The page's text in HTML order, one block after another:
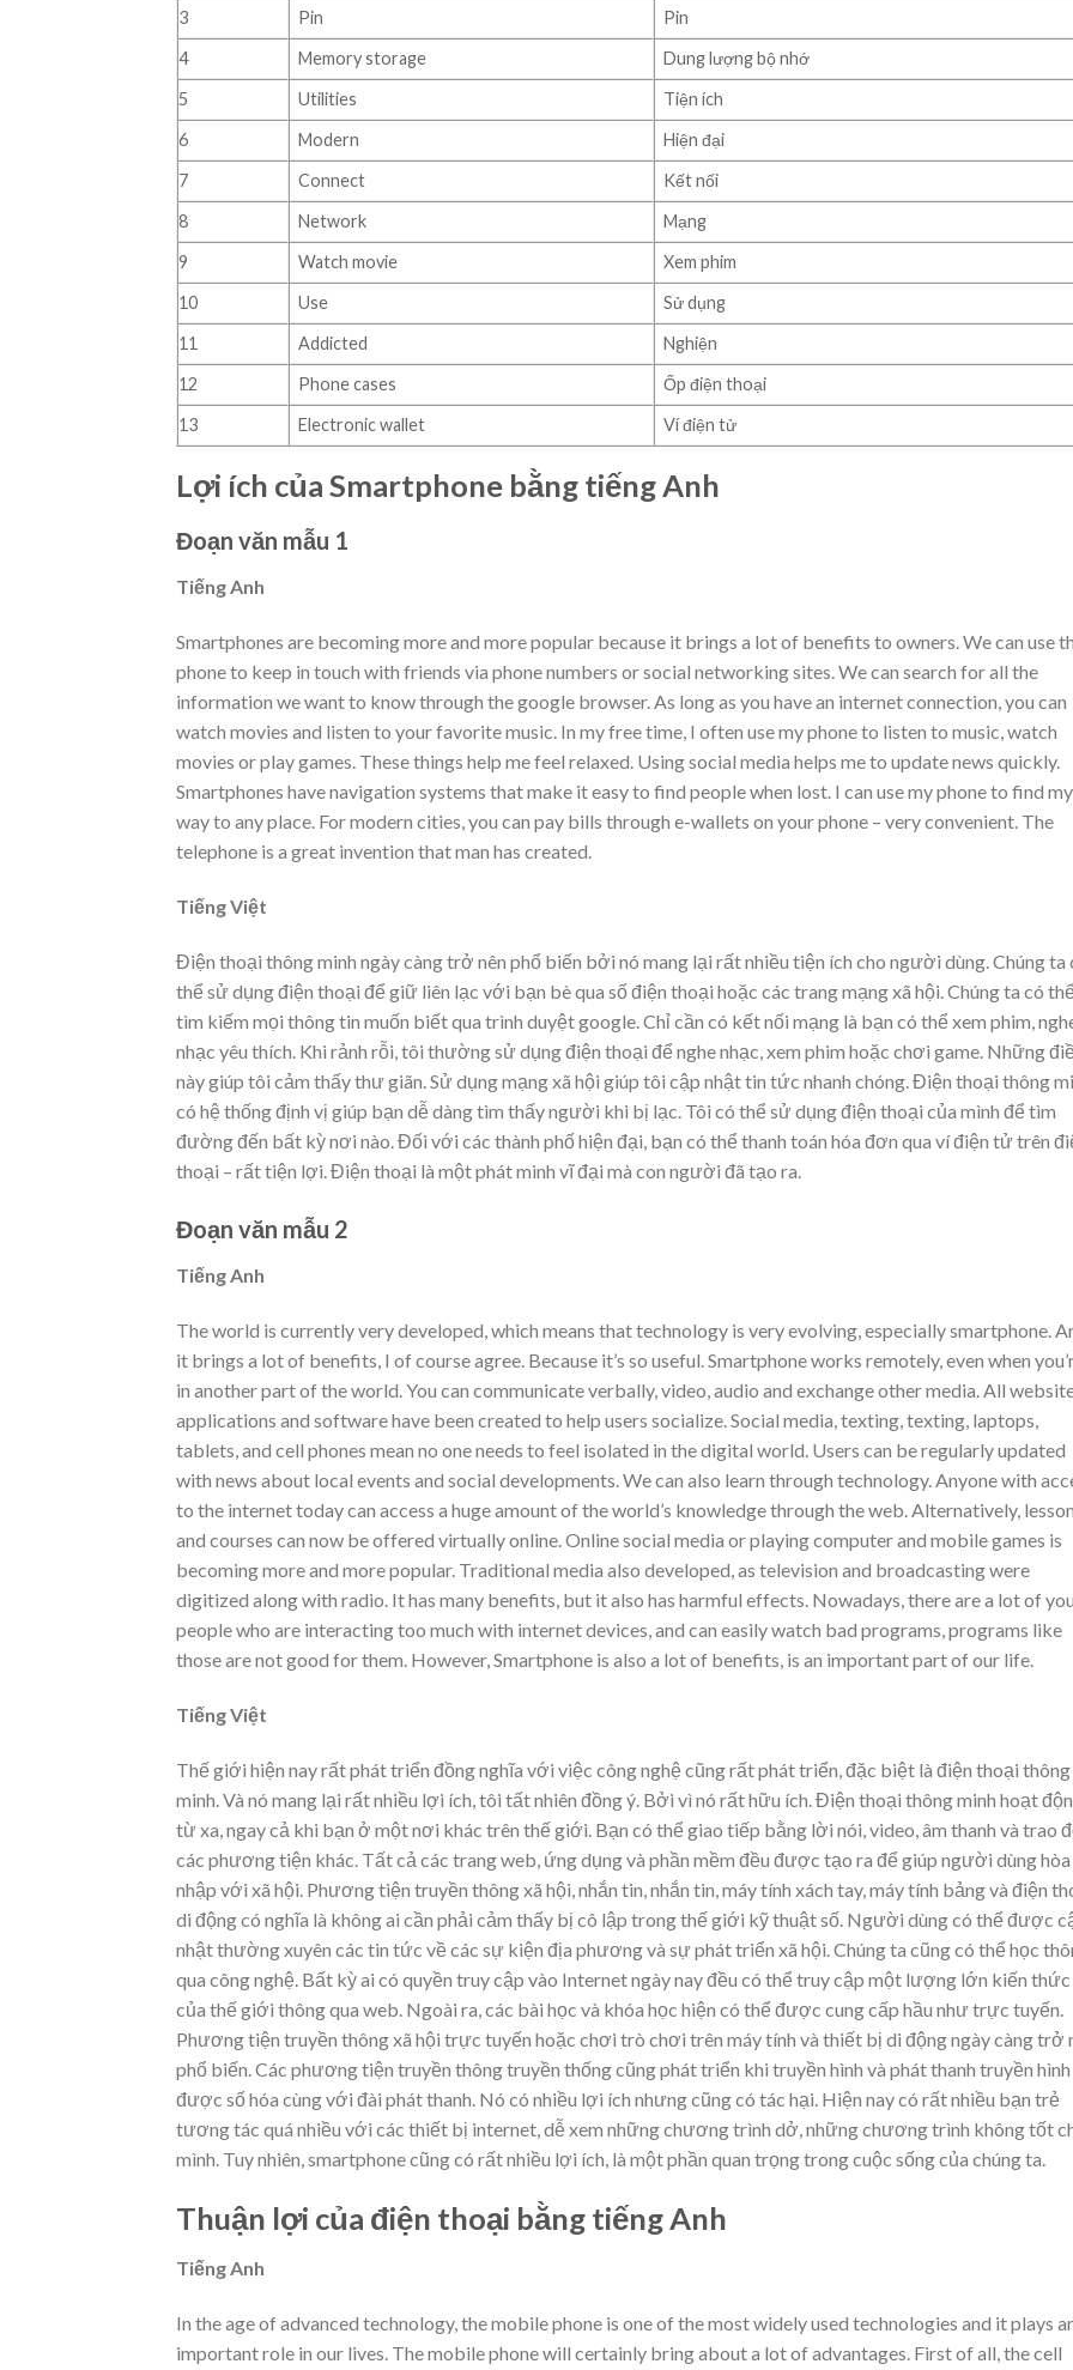
3
Pin
Pin
4
Memory storage
Dung lượng bộ nhớ
5
Utilities
Tiện ích
6
Modern
Hiện đại
7
Connect
Kết nối
8
Network
Mạng
9
Watch movie
Xem phim
10
Use
Sử dụng
11
Addicted
Nghiện
12
Phone cases
Ốp điện thoại
13
Electronic wallet Ví điện tử
Lợi ích của Smartphone bằng tiếng Anh
Đoạn văn mẫu 1
Tiếng Anh
Smartphones are becoming more and more popular because it brings a lot of benefits to owners. We can use
phone to keep in touch with friends via phone numbers or social networking sites. We can search for all the
information we want to know through the google browser. As long as you have an internet connection, you can
watch movies and listen to your favorite music. In my free time, I often use my phone to listen to music, watch
movies or play games. These things help me feel relaxed. Using social media helps me to update news quickly.
Smartphones have navigation systems that make it easy to find people when lost. I can use my phone to find my
way to any place. For modern cities, you can pay bills through e-wallets on your phone – very convenient. The
telephone is a great invention that man has created.
Tiếng Việt
Điện thoại thông minh ngày càng trở nên phổ biến bởi nó mang lại rất nhiều tiện ích cho người dùng. Chúng ta
thể sử dụng điện thoại để giữ liên lạc với bạn bè qua số điện thoại hoặc các trang mạng xã hội. Chúng ta có
tìm kiếm mọi thông tin muốn biết qua trình duyệt google. Chỉ cần có kết nối mạng là bạn có thể xem phim,
nhạc yêu thích. Khi rảnh rỗi, tôi thường sử dụng điện thoại để nghe nhạc, xem phim hoặc chơi game. Những
này giúp tôi cảm thấy thư giãn. Sử dụng mạng xã hội giúp tôi cập nhật tin tức nhanh chóng. Điện thoại thông
có hệ thống định vị giúp bạn dễ dàng tìm thấy người khi bị lạc. Tôi có thể sử dụng điện thoại của mình để tìm
đường đến bất kỳ nơi nào. Đối với các thành phố hiện đại, bạn có thể thanh toán hóa đơn qua ví điện tử trên
thoại – rất tiện lợi. Điện thoại là một phát minh vĩ đại mà con người đã tạo ra.
Đoạn văn mẫu 2
Tiếng Anh
The world is currently very developed, which means that technology is very evolving, especially smartphone.
it brings a lot of benefits, I of course agree. Because it’s so useful. Smartphone works remotely, even when
in another part of the world. You can communicate verbally, video, audio and exchange other media. All
applications and software have been created to help users socialize. Social media, texting, texting, laptops,
tablets, and cell phones mean no one needs to feel isolated in the digital world. Users can be regularly updated
with news about local events and social developments. We can also learn through technology. Anyone with
to the internet today can access a huge amount of the world’s knowledge through the web. Alternatively,
and courses can now be offered virtually online. Online social media or playing computer and mobile games is
becoming more and more popular. Traditional media also developed, as television and broadcasting were
digitized along with radio. It has many benefits, but it also has harmful effects. Nowadays, there are a lot of
people who are interacting too much with internet devices, and can easily watch bad programs, programs like
those are not good for them. However, Smartphone is also a lot of benefits, is an important part of our life.
Tiếng Việt
Thế giới hiện nay rất phát triển đồng nghĩa với việc công nghệ cũng rất phát triển, đặc biệt là điện thoại thông
minh. Và nó mang lại rất nhiều lợi ích, tôi tất nhiên đồng ý. Bởi vì nó rất hữu ích. Điện thoại thông minh hoạt
từ xa, ngay cả khi bạn ở một nơi khác trên thế giới. Bạn có thể giao tiếp bằng lời nói, video, âm thanh và trao
các phương tiện khác. Tất cả các trang web, ứng dụng và phần mềm đều được tạo ra để giúp người dùng hòa
nhập với xã hội. Phương tiện truyền thông xã hội, nhắn tin, nhắn tin, máy tính xách tay, máy tính bảng và điện
di động có nghĩa là không ai cần phải cảm thấy bị cô lập trong thế giới kỹ thuật số. Người dùng có thể được
nhật thường xuyên các tin tức về các sự kiện địa phương và sự phát triển xã hội. Chúng ta cũng có thể học
qua công nghệ. Bất kỳ ai có quyền truy cập vào Internet ngày nay đều có thể truy cập một lượng lớn kiến ​​thức
của thế giới thông qua web. Ngoài ra, các bài học và khóa học hiện có thể được cung cấp hầu như trực tuyến.
Phương tiện truyền thông xã hội trực tuyến hoặc chơi trò chơi trên máy tính và thiết bị di động ngày càng trở
phổ biến. Các phương tiện truyền thông truyền thống cũng phát triển khi truyền hình và phát thanh truyền hình
được số hóa cùng với đài phát thanh. Nó có nhiều lợi ích nhưng cũng có tác hại. Hiện nay có rất nhiều bạn trẻ
tương tác quá nhiều với các thiết bị internet, dễ xem những chương trình dở, những chương trình không tốt
mình. Tuy nhiên, smartphone cũng có rất nhiều lợi ích, là một phần quan trọng trong cuộc sống của chúng ta.
Thuận lợi của điện thoại bằng tiếng Anh
Tiếng Anh
In the age of advanced technology, the mobile phone is one of the most widely used technologies and it plays
important role in our lives. The mobile phone will certainly bring about a lot of advantages. First of all, the cell